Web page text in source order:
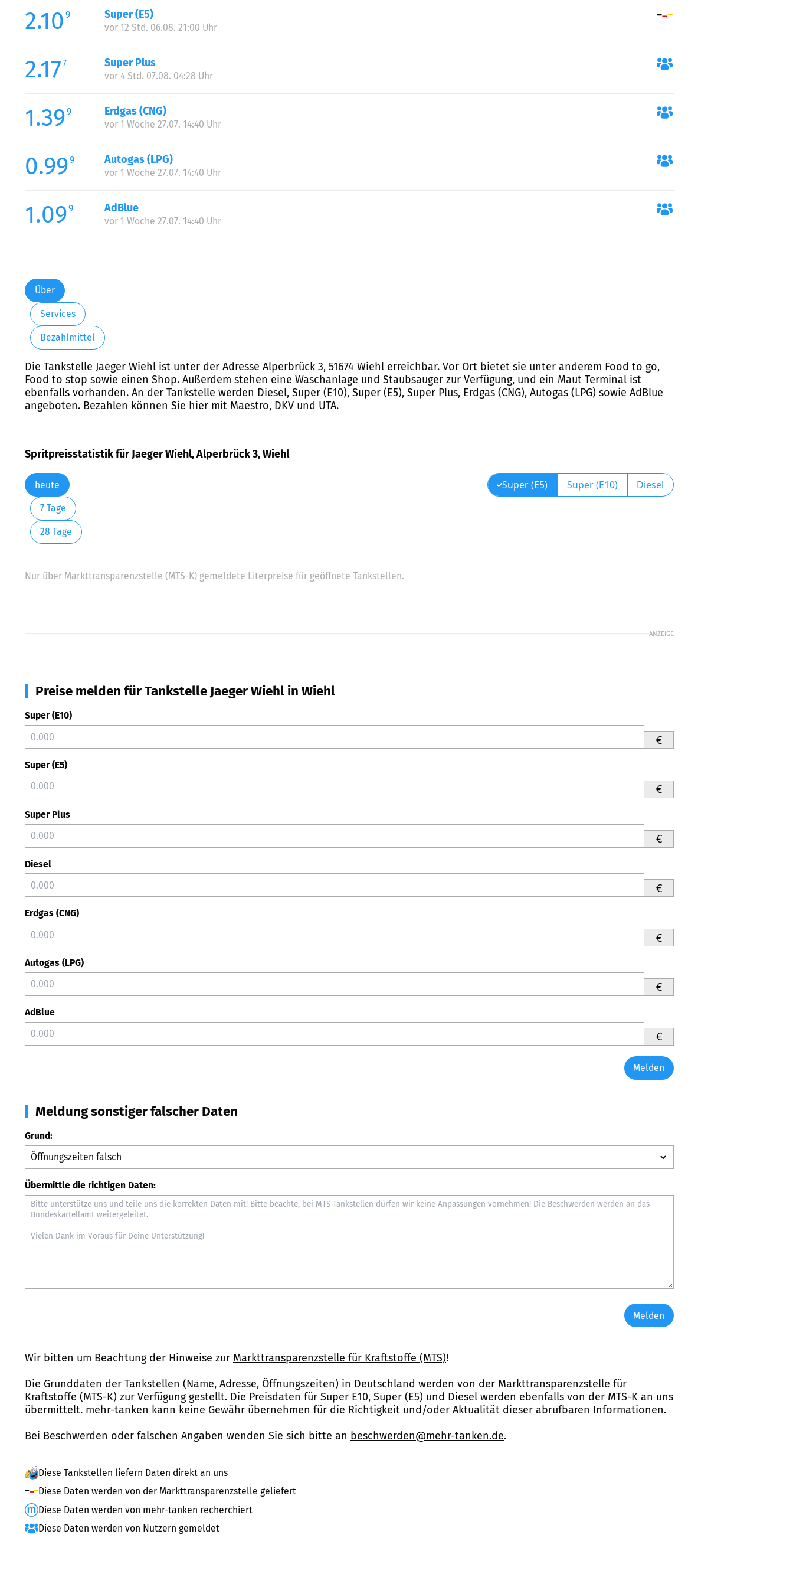
2.10 9 Super (E5)
vor 12 Std. 06.08. 21:00 Uhr
2.177 Super Plus
vor 4 Std. 07.08. 04:28 Uhr
1.399 Erdgas (CNG)
vor 1 Woche 27.07. 14:40 Uhr
0.999 Autogas (LPG)
vor 1 Woche 27.07. 14:40 Uhr
1.099 AdBlue
vor 1 Woche 27.07. 14:40 Uhr
Über
Services
Bezahlmittel
Die Tankstelle Jaeger Wiehl ist unter der Adresse Alperbrück 3, 51674 Wiehl erreichbar. Vor Ort bietet sie unter anderem Food to go,
Food to stop sowie einen Shop. Außerdem stehen eine Waschanlage und Staubsauger zur Verfügung, und ein Maut Terminal ist
ebenfalls vorhanden. An der Tankstelle werden Diesel, Super (E10), Super (E5), Super Plus, Erdgas (CNG), Autogas (LPG) sowie AdBlue
angeboten. Bezahlen können Sie hier mit Maestro, DKV und UTA.
Spritpreisstatistik für Jaeger Wiehl, Alperbrück 3, Wiehl
heute
7 Tage
28 Tage
Super (E5) Super (E10) Diesel
Nur über Markttransparenzstelle (MTS-K) gemeldete Literpreise für geöffnete Tankstellen.
ANZEIGE
Preise melden für Tankstelle Jaeger Wiehl in Wiehl
Super (E10)
€
Super (E5)
€
Super Plus
€
Diesel
€
Erdgas (CNG)
€
Autogas (LPG)
€
AdBlue
€
Melden
Meldung sonstiger falscher Daten
Grund:
Übermittle die richtigen Daten:
Melden
Wir bitten um Beachtung der Hinweise zur Markttransparenzstelle für Kraftstoffe (MTS)!
Die Grunddaten der Tankstellen (Name, Adresse, Öffnungszeiten) in Deutschland werden von der Markttransparenzstelle für
Kraftstoffe (MTS-K) zur Verfügung gestellt. Die Preisdaten für Super E10, Super (E5) und Diesel werden ebenfalls von der MTS-K an uns
übermittelt. mehr-tanken kann keine Gewähr übernehmen für die Richtigkeit und/oder Aktualität dieser abrufbaren Informationen.
Bei Beschwerden oder falschen Angaben wenden Sie sich bitte an beschwerden@mehr-tanken.de.
Diese Tankstellen liefern Daten direkt an uns
Diese Daten werden von der Markttransparenzstelle geliefert
Diese Daten werden von mehr-tanken recherchiert
Diese Daten werden von Nutzern gemeldet